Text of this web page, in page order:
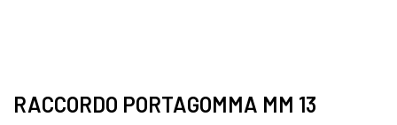
RACCORDO PORTAGOMMA MM 13